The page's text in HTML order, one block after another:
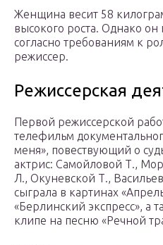
Женщина весит 58
высокого роста. Однако он
согласно требованиям к
режиссер.
Режиссерская
Первой режиссерской
телефильм
меня», повествующий о
актрис: Самойловой Т.,
Л., Окуневской Т.,
сыграла в картинах
«Берлинский экспресс», а
клипе на песню «Речной